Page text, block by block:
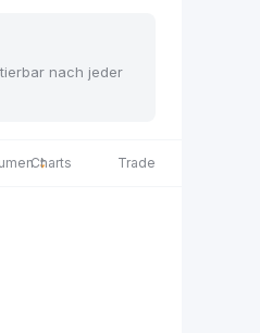
nach jeder
Charts Trade